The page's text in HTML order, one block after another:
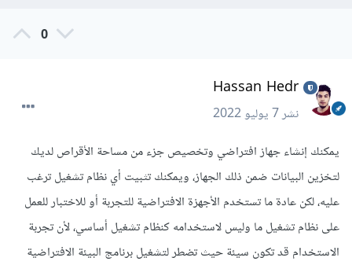
0
Hassan Hedr
نشر7 يوليو 2022
يمكنك إنشاء جهاز افتراضي وتخصيص جزء من مساحة الأقراص لديك
لتخزين البيانات ضمن ذلك الجهاز، ويمكنك تثبيت أي نظام تشغيل ترغب
عليه، لكن عادة ما تستخدم الأجهزة الافتراضية للتجربة أو للاختبار للعمل
على نظام تشغيل ما وليس لاستخدامه كنظام تشغيل أساسي، لأن تجربة
الاستخدام قد تكون سيئة حيث تضطر لتشغيل برنامج البيئة الافتراضية